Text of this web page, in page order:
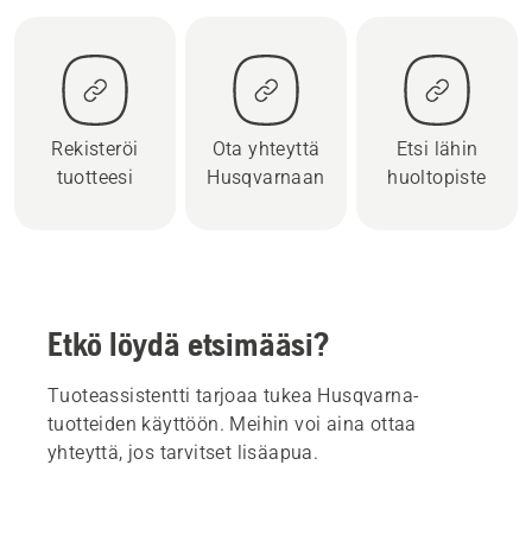
Rekisteröi
tuotteesi
Ota yhteyttä
Husqvarnaan
Etsi lähin
huoltopiste
Etkö löydä etsimääsi?
Tuoteassistentti tarjoaa tukea Husqvarna-
tuotteiden käyttöön. Meihin voi aina ottaa
yhteyttä, jos tarvitset lisäapua.